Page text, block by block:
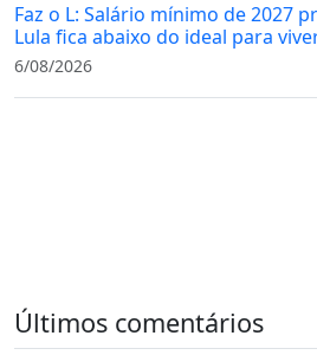
Faz o L: Salário mínimo de 2027
Lula fica abaixo do ideal para
6/08/2026
Últimos comentários